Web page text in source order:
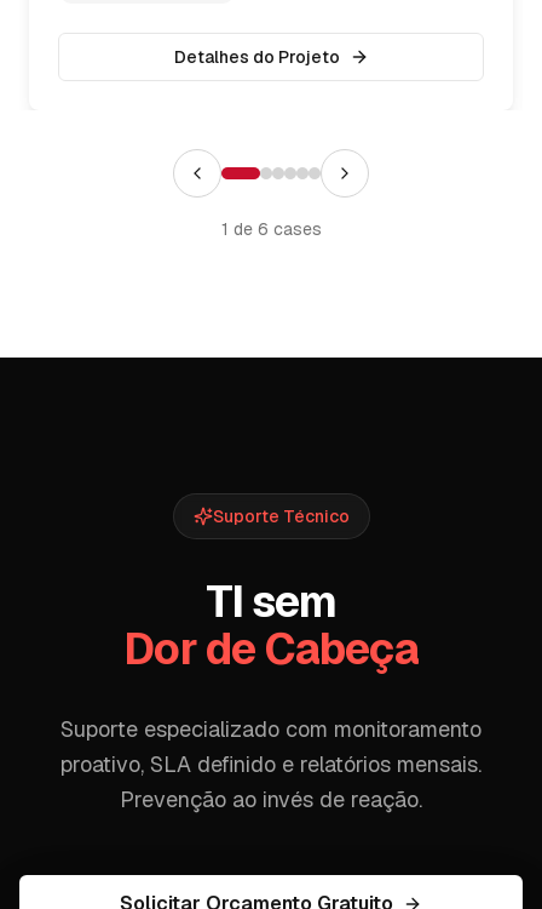
Detalhes do Projeto
1 de 6 cases
Suporte Técnico
TI sem
Dor de Cabeça
Suporte especializado com monitoramento
proativo, SLA definido e relatórios mensais.
Prevenção ao invés de reação.
Solicitar Orçamento Gratuito